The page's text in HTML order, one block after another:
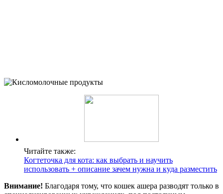
Читайте также:
Когтеточка для кота: как выбрать и научить
использовать + описание зачем нужна и куда разместить
Внимание! Благодаря тому, что кошек ашера разводят только в